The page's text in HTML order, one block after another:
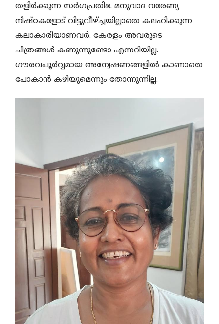
തളിർക്കുന്ന സർഗപ്രതിഭ. മനുവാദ വരേണ്യ
നിഷ്ഠകളോട് വിട്ടുവീഴ്ച്ചയില്ലാതെ കലഹിക്കുന്ന
കലാകാരിയാണവർ. കേരളം അവരുടെ
ചിത്രങ്ങൾ കണുന്നുണ്ടോ എന്നറിയില്ല.
ഗൗരവപൂർവ്വമായ അന്വേഷണങ്ങളിൽ കാണാതെ
പോകാൻ കഴിയുമെന്നും തോന്നുന്നില്ല.